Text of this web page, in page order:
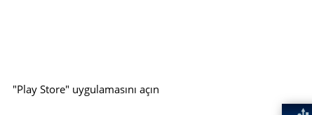
"Play Store" uygulamasını açın